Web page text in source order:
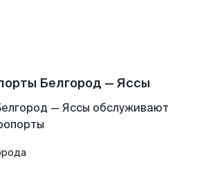
Белгород — Яссы
— Яссы обслуживают